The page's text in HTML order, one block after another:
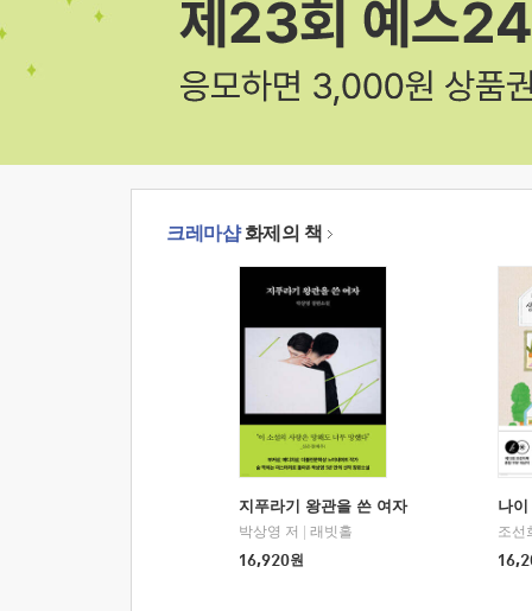
크레마샵화제의 책
지푸라기 왕관을 쓴 여자
박상영 저
래빗홀
16,920원
나
조선